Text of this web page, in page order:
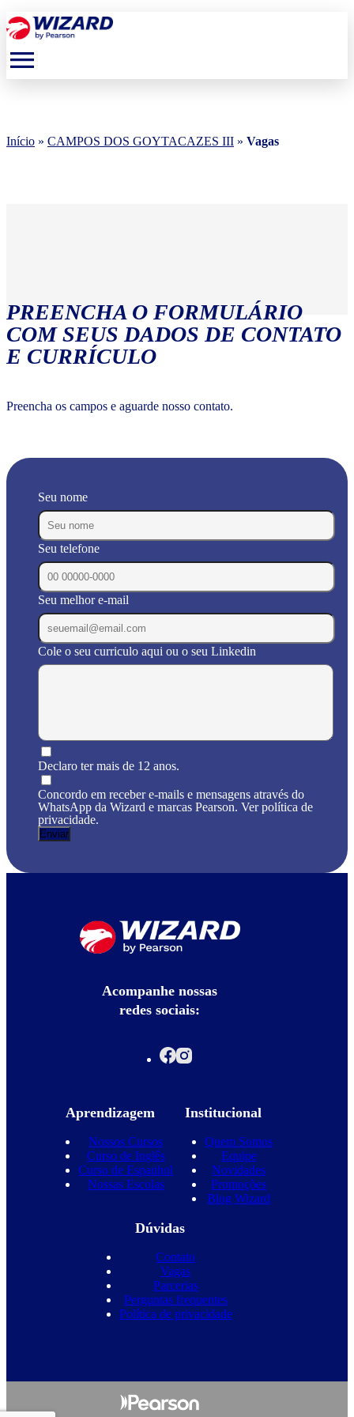
menu
Início » CAMPOS DOS GOYTACAZES III » Vagas
PREENCHA O FORMULÁRIO
COM SEUS DADOS DE CONTATO
E CURRÍCULO
Preencha os campos e aguarde nosso contato.
Seu nome
Seu telefone
Seu melhor e-mail
Cole o seu curriculo aqui ou o seu Linkedin
Declaro ter mais de 12 anos.
Concordo em receber e-mails e mensagens através do
WhatsApp da Wizard e marcas Pearson. Ver política de
privacidade.
Acompanhe nossas
redes sociais:
Aprendizagem
Nossos Cursos
Curso de Inglês
Curso de Espanhol
Nossas Escolas
Institucional
Quem Somos
Equipe
Novidades
Promoções
Blog Wizard
Dúvidas
Contato
Vagas
Parcerias
Perguntas frequentes
Política de privacidade